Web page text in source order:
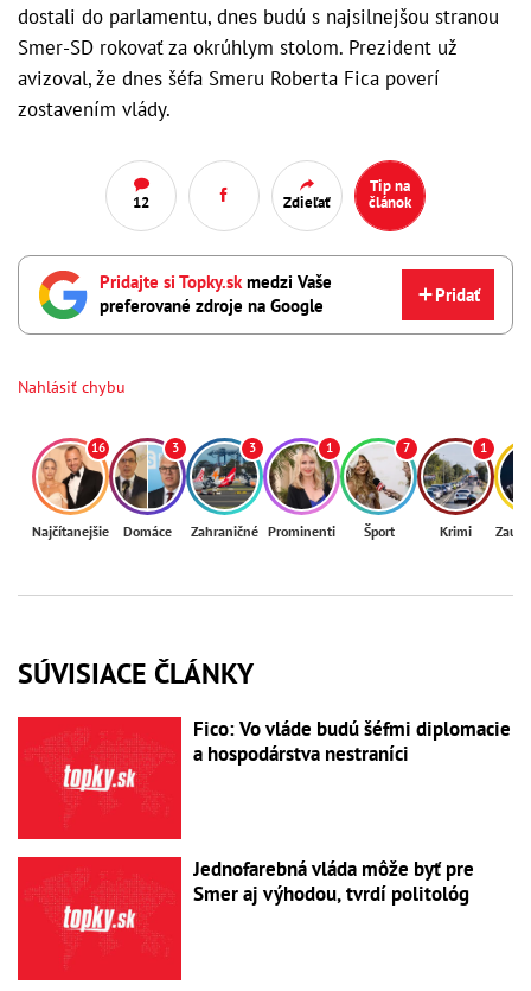
dostali do parlamentu, dnes budú s najsilnejšou stranou
Smer-SD rokovať za okrúhlym stolom. Prezident už
avizoval, že dnes šéfa Smeru Roberta Fica poverí
zostavením vlády.
12 Zdieľať
Tip na
článok
Pridajte si Topky.skmedzi Vaše
preferované zdroje na Google
Pridať
Nahlásiť chybu
16
Najčítanejšie
3
Domáce
3
Zahraničné
1
Prominenti
7
Šport
1
Krimi
SÚVISIACE ČLÁNKY
Fico: Vo vláde budú šéfmi diplomacie
a hospodárstva nestraníci
Jednofarebná vláda môže byť pre
Smer aj výhodou, tvrdí politológ